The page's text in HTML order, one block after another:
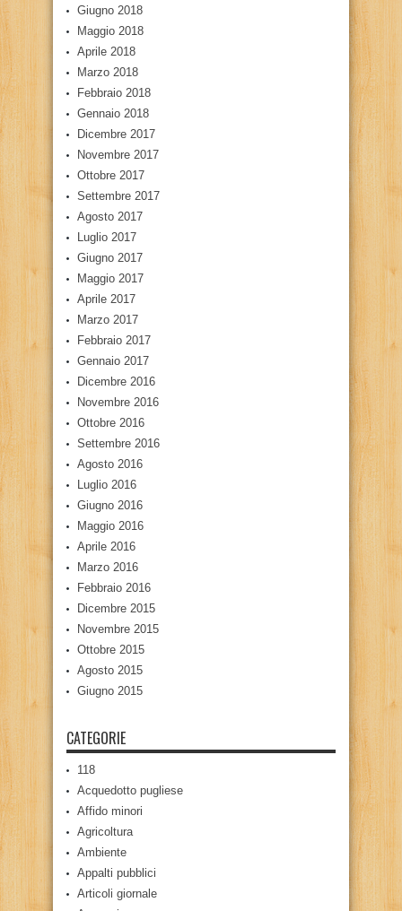
Giugno 2018
Maggio 2018
Aprile 2018
Marzo 2018
Febbraio 2018
Gennaio 2018
Dicembre 2017
Novembre 2017
Ottobre 2017
Settembre 2017
Agosto 2017
Luglio 2017
Giugno 2017
Maggio 2017
Aprile 2017
Marzo 2017
Febbraio 2017
Gennaio 2017
Dicembre 2016
Novembre 2016
Ottobre 2016
Settembre 2016
Agosto 2016
Luglio 2016
Giugno 2016
Maggio 2016
Aprile 2016
Marzo 2016
Febbraio 2016
Dicembre 2015
Novembre 2015
Ottobre 2015
Agosto 2015
Giugno 2015
CATEGORIE
118
Acquedotto pugliese
Affido minori
Agricoltura
Ambiente
Appalti pubblici
Articoli giornale